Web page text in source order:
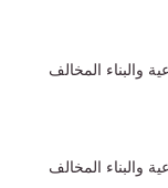
والبناء المخالف
والبناء المخالف